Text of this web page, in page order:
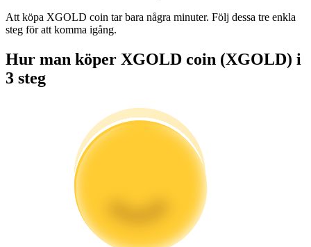
Information
Att köpa XGOLD coin tar bara några minuter. Följ dessa tre enkla
steg för att komma igång.
Hur man köper XGOLD coin (XGOLD) i
3 steg